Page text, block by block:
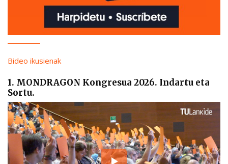
Bideo ikusienak
1. MONDRAGON Kongresua 2026. Indartu eta
Sortu.